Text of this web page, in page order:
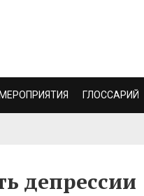
ГЛОССАРИЙ
депрессии